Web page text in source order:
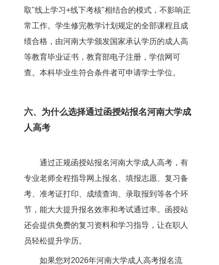
取"线上学习+线下考核"相结合的模式，不影响正
常工作。学生修完教学计划规定的全部课程且成
绩合格，由河南大学颁发国家承认学历的成人高
等教育毕业证书，教育部电子注册，学信网可
查。本科毕业生符合条件者可申请学士学位。
六、为什么选择通过函授站报名河南大学成
人高考
通过正规函授站报名河南大学成人高考，有
专业老师全程指导网上报名、填报志愿、复习备
考、准考证打印、成绩查询、录取报到等各个环
节，能大大提升报名效率和考试通过率。函授站
还会提供免费的复习资料和学习指导，让在职人
员轻松提升学历。
如果您对2026年河南大学成人高考报名流